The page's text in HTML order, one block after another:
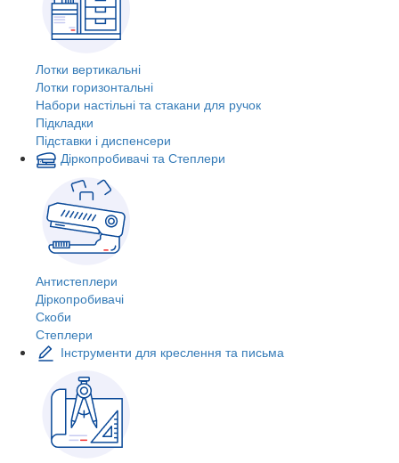
Лотки вертикальні
Лотки горизонтальні
Набори настільні та стакани для ручок
Підкладки
Підставки і диспенсери
Діркопробивачі та Степлери
Антистеплери
Діркопробивачі
Скоби
Степлери
Інструменти для креслення та письма